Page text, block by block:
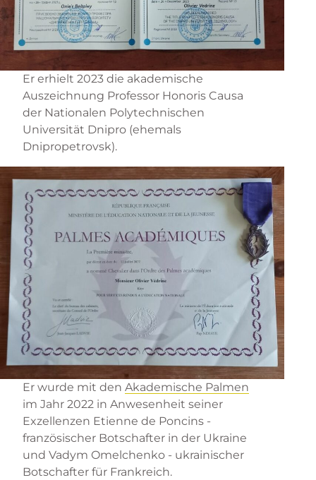
Er erhielt 2023 die akademische
Auszeichnung Professor Honoris Causa
der Nationalen Polytechnischen
Universität Dnipro (ehemals
Dnipropetrovsk).
Er wurde mit denAkademische Palmen
im Jahr 2022 in Anwesenheit seiner
Exzellenzen Etienne de Poncins -
französischer Botschafter in der Ukraine
und Vadym Omelchenko - ukrainischer
Botschafter für Frankreich.